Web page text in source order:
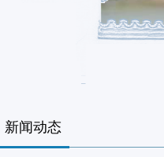
新闻动态